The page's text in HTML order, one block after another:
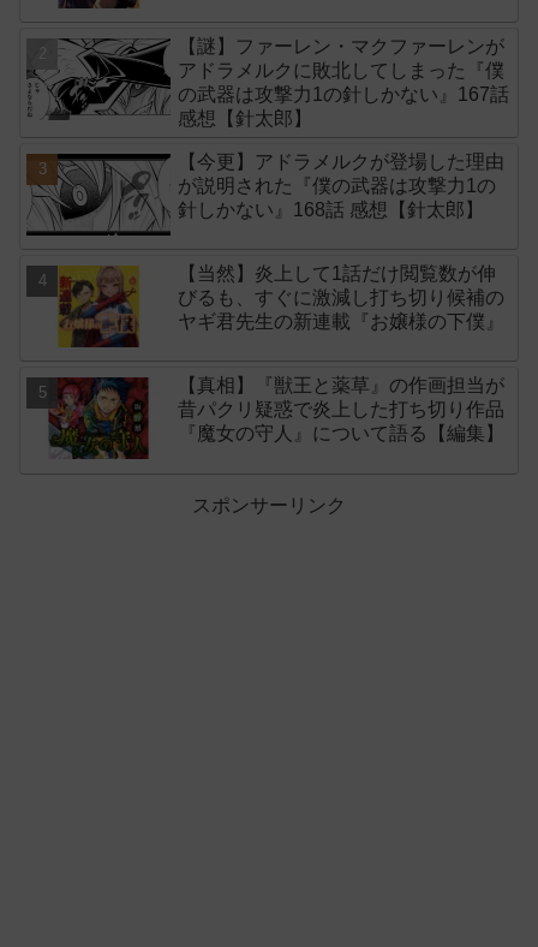
【謎】ファーレン・マクファーレンが
アドラメルクに敗北してしまった『僕
の武器は攻撃力1の針しかない』167話
感想【針太郎】
【今更】アドラメルクが登場した理由
が説明された『僕の武器は攻撃力1の
針しかない』168話 感想【針太郎】
【当然】炎上して1話だけ閲覧数が伸
びるも、すぐに激減し打ち切り候補の
ヤギ君先生の新連載『お嬢様の下僕』
【真相】『獣王と薬草』の作画担当が
昔パクリ疑惑で炎上した打ち切り作品
『魔女の守人』について語る【編集】
スポンサーリンク